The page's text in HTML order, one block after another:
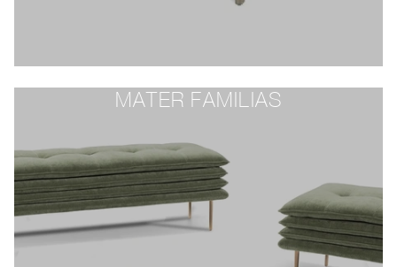
MATER FAMILIAS